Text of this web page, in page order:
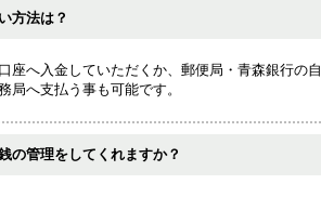
方法は？
座へ入金していただくか、郵便局・青森銀行の
局へ支払う事も可能です。
の管理をしてくれますか？